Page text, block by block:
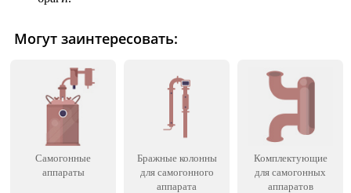
Могут заинтересовать:
Самогонные
аппараты
Бражные колонны
для самогонного
аппарата
Комплектующие
для самогонных
аппаратов